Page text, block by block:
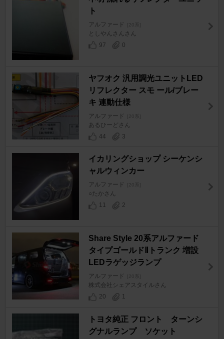
ト
アルファード [20系]
としやんさんさん
97
0
ヤフオク 汎用調光ユニットLED
リフレクター スモ ール/ブレー
キ 連動仕様
アルファード [20系]
あるひーどさん
44
3
イカリングショップ シーケンシ
ャルウィンカー
アルファード [20系]
○たかさん
11
2
Share Style 20系アルファード
タイプゴールドⅡトランク 増設
LEDラゲッジランプ
アルファード [20系]
株式会社シェアスタイルさん
20
1
トヨタ純正 フロント ターンシ
グナルランプ ソケット